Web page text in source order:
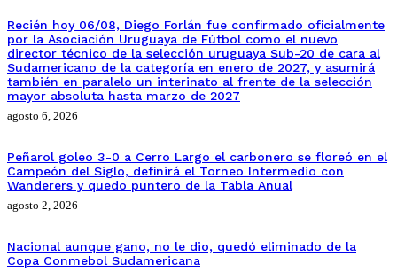
Recién hoy 06/08, Diego Forlán fue confirmado oficialmente
por la Asociación Uruguaya de Fútbol como el nuevo
director técnico de la selección uruguaya Sub-20 de cara al
Sudamericano de la categoría en enero de 2027, y asumirá
también en paralelo un interinato al frente de la selección
mayor absoluta hasta marzo de 2027
agosto 6, 2026
Peñarol goleo 3-0 a Cerro Largo el carbonero se floreó en el
Campeón del Siglo, definirá el Torneo Intermedio con
Wanderers y quedo puntero de la Tabla Anual
agosto 2, 2026
Nacional aunque gano, no le dio, quedó eliminado de la
Copa Conmebol Sudamericana